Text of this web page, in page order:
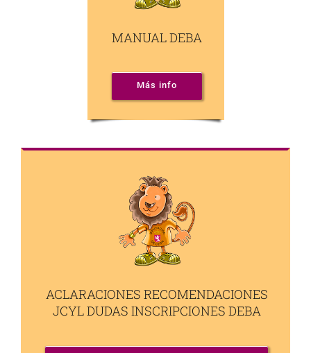
MANUAL DEBA
Más info
ACLARACIONES RECOMENDACIONES
JCYL DUDAS INSCRIPCIONES DEBA